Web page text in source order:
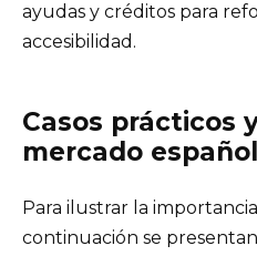
ayudas y créditos para
accesibilidad.
Casos prácticos
mercado español
Para ilustrar la
continuación se